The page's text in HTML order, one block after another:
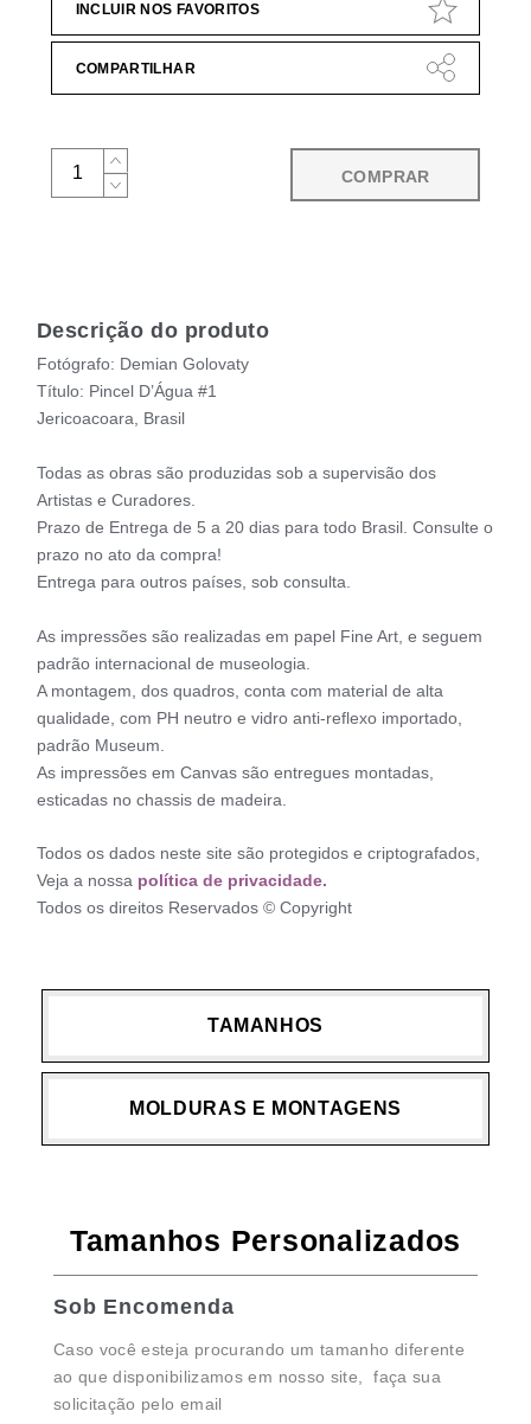
INCLUIR NOS FAVORITOS
COMPARTILHAR
COMPRAR
Descrição do produto
Fotógrafo: Demian Golovaty
Título: Pincel D’Água #1
Jericoacoara, Brasil
Todas as obras são produzidas sob a supervisão dos
Artistas e Curadores.
Prazo de Entrega de 5 a 20 dias para todo Brasil. Consulte o
prazo no ato da compra!
Entrega para outros países, sob consulta.
As impressões são realizadas em papel Fine Art, e seguem
padrão internacional de museologia.
A montagem, dos quadros, conta com material de alta
qualidade, com PH neutro e vidro anti-reflexo importado,
padrão Museum.
As impressões em Canvas são entregues montadas,
esticadas no chassis de madeira.
Todos os dados neste site são protegidos e criptografados,
Veja a nossa política de privacidade.
Todos os direitos Reservados © Copyright
TAMANHOS
MOLDURAS E MONTAGENS
Tamanhos Personalizados
Sob Encomenda
Caso você esteja procurando um tamanho diferente
ao que disponibilizamos em nosso site, faça sua
solicitação pelo email